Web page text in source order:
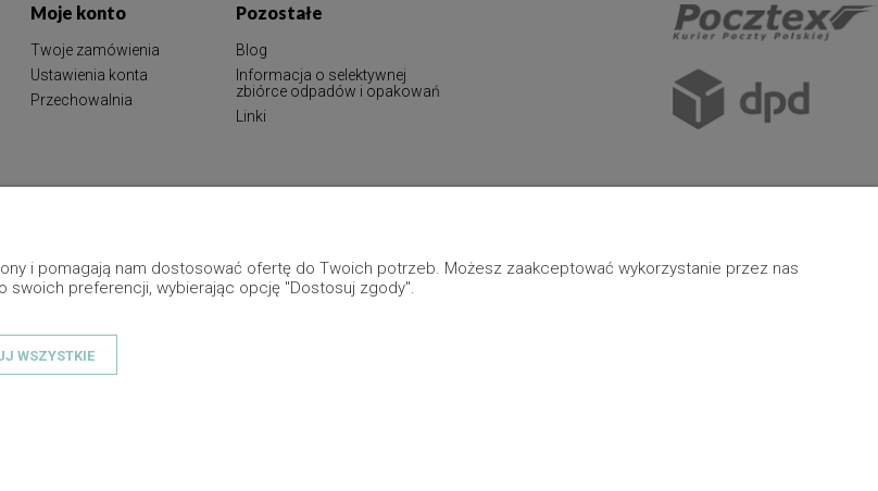
Moje konto
Twoje zamówienia
Ustawienia konta
Przechowalnia
Pozostałe
Blog
Informacja o selektywnej
zbiórce odpadów i opakowań
Linki
i pomagają nam dostosować ofertę do Twoich potrzeb. Możesz zaakceptować wykorzystanie przez nas
preferencji, wybierając opcję "Dostosuj zgody".
WSZYSTKIE